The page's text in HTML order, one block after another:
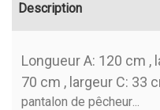
Description
Longueur A: 120 cm ,
70 cm , largeur C: 33
pantalon de pêcheur...